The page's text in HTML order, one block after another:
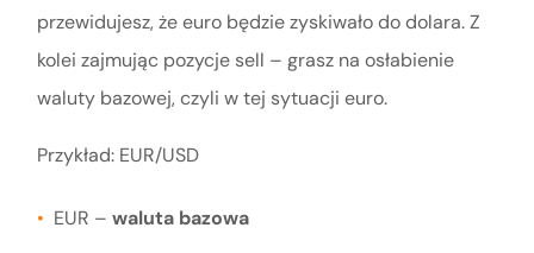
przewidujesz, że euro będzie zyskiwało do dolara. Z
kolei zajmując pozycje sell – grasz na osłabienie
waluty bazowej, czyli w tej sytuacji euro.
Przykład: EUR/USD
EUR – waluta bazowa